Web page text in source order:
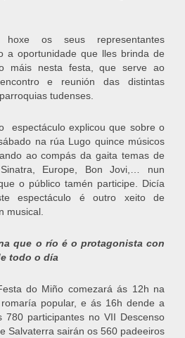
os seus representantes
a oportunidade que lles brinda de
máis nesta festa, que serve ao
e reunión das distintas
tudenses.
espectáculo explicou que sobre o
na rúa Lugo quince músicos
ao compás da gaita temas de
Europe, Bon Jovi,… nun
o público tamén participe. Dicía
espectáculo é outro xeito de
musical.
que o río é o protagonista con
todo o día
do Miño comezará ás 12h na
popular, e ás 16h dende a
780 participantes no VII Descenso
Salvaterra sairán os 560 padeeiros